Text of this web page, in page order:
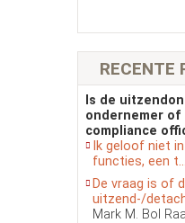
RECENTE
Is de
ondernemer of
compliance
Ik geloof niet
functies, een t...
De vraag is of
uitzend-/
Mark M. Bol